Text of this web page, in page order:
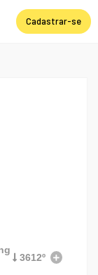
Cadastrar-se
3612º